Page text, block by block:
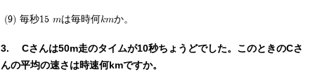
(9) 毎秒15 mは毎時何kmか。
Cさんは50m走のタイムが10秒ちょうどでした。このときのCさ
んの平均の速さは時速何kmですか。